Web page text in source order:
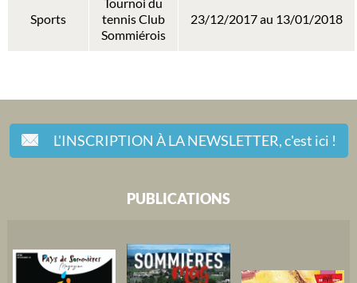
Sports
Tournoi du
tennis Club
Sommiérois
23/12/2017 au 13/01/2018
L'INSCRIPTION À LA NEWSLETTER,c'est ici !
PUBLICATIONS